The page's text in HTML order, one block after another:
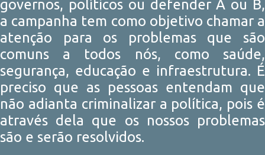
governos, políticos ou defender A ou B,
a campanha tem como objetivo chamar a
atenção para os problemas que são
comuns a todos nós, como saúde,
segurança, educação e infraestrutura. É
preciso que as pessoas entendam que
não adianta criminalizar a política, pois é
através dela que os nossos problemas
são e serão resolvidos.